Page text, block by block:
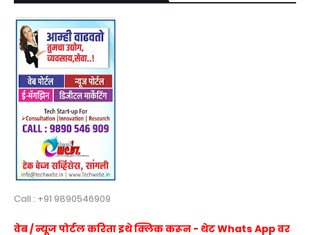
Call : +91 9890546909
वेब / न्यूज पोर्टल करिता इथे क्लिक करून - थेट Whats App वर